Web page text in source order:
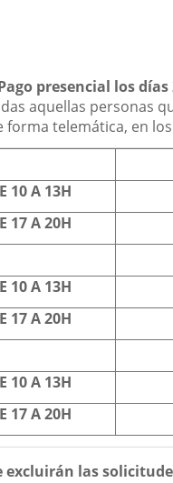
presencial los días
aquellas personas
forma telemática, en
10 A 13H
17 A 20H
10 A 13H
17 A 20H
10 A 13H
17 A 20H
excluirán las